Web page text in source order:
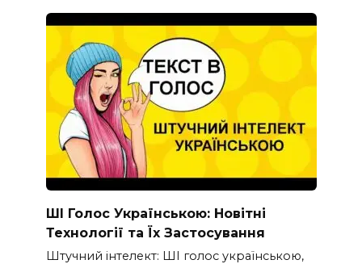
ШІ Голос Українською: Новітні
Технології та Їх Застосування
Штучний інтелект: ШІ голос українською,